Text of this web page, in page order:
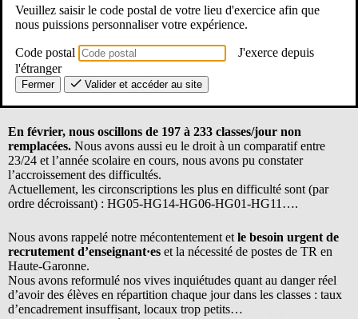
L’A-Dasen, nous a fait un état des lieux, déconcertant, de la
situation du département.
En janvier,
soit une moyenne de 202 classes /jour non remplacées et un total de
En février, nous oscillons de 197 à 233 classes/jour non
remplacées. Nous avons aussi eu le droit à un comparatif entre
23/24 et l’année scolaire en cours, nous avons pu constater
l’accroissement des difficultés.
Actuellement, les circonscriptions les plus en difficulté sont (par
ordre décroissant) : HG05-HG14-HG06-HG01-HG11….
Nous avons rappelé notre mécontentement et le besoin urgent de
recrutement d’enseignant·es et la nécessité de postes de TR en
Haute-Garonne.
Nous avons reformulé nos vives inquiétudes quant au danger réel
d’avoir des élèves en répartition chaque jour dans les classes : taux
d’encadrement insuffisant, locaux trop petits…
Veuillez saisir le code postal de votre lieu d'exercice afin que
nous puissions personnaliser votre expérience.
Code postal
J'exerce depuis
l'étranger
Fermer Valider et accéder au site